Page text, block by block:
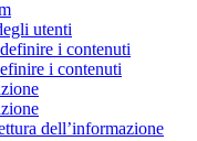
utenti
i contenuti
i contenuti
dell’informazione